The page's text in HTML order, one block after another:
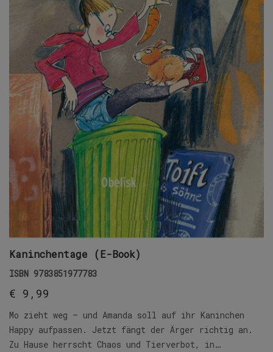
Kaninchentage (E-Book)
ISBN 9783851977783
€ 9,99
Mo zieht weg – und Amanda soll auf ihr Kaninchen
Happy aufpassen. Jetzt fängt der Ärger richtig an.
Zu Hause herrscht Chaos und Tierverbot, in…